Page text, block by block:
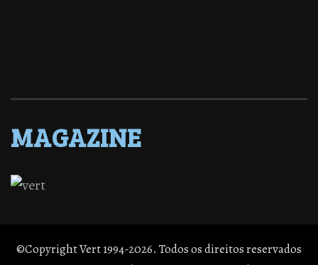
MAGAZINE
©Copyright Vert 1994-2026. Todos os direitos reservados